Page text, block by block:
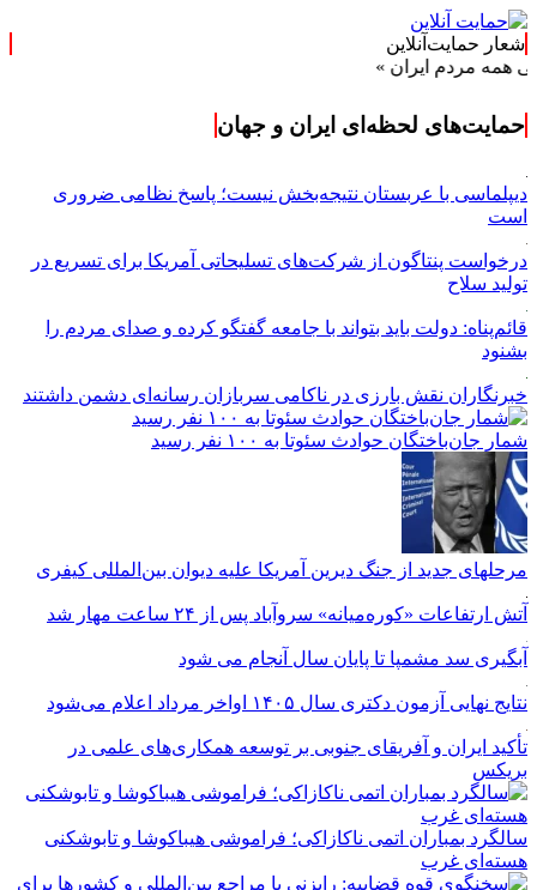
شعار حمایت‌آنلاین
ایران »
حمایت‌های لحظه‌ای ایران و جهان
دیپلماسی با عربستان نتیجه‌بخش نیست؛ پاسخ نظامی ضروری
است
درخواست پنتاگون از شرکت‌های تسلیحاتی آمریکا برای تسریع در
تولید سلاح
قائم‌پناه: دولت باید بتواند با جامعه گفتگو کرده و صدای مردم را
بشنود
خبرنگاران نقش بارزی در ناکامی سربازان رسانه‌ای دشمن داشتند
شمار جان‌باختگان حوادث سئوتا به ۱۰۰ نفر رسید
مرحله‎ای جدید از جنگ دیرین آمریکا علیه دیوان بین‌المللی کیفری
آتش ارتفاعات «کوره‌میانه» سروآباد پس از ۲۴ ساعت مهار شد
آبگیری سد مشمپا تا پایان سال آنجام می شود
نتایج نهایی آزمون دکتری سال ۱۴۰۵ اواخر مرداد اعلام می‌شود
تأکید ایران و آفریقای جنوبی بر توسعه همکاری‌های علمی در
بریکس
سالگرد بمباران اتمی ناکازاکی؛ فراموشی هیباکوشا و تابوشکنی
هسته‌ای غرب